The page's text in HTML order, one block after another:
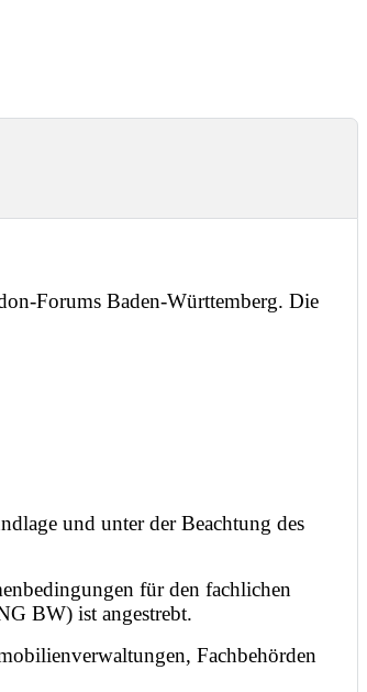
Forums Baden-Württemberg. Die
und unter der Beachtung des
für den fachlichen
BW) ist angestrebt.
Fachbehörden